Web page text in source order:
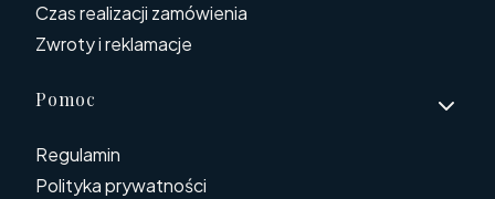
Czas realizacji zamówienia
Zwroty i reklamacje
Pomoc
Regulamin
Polityka prywatności